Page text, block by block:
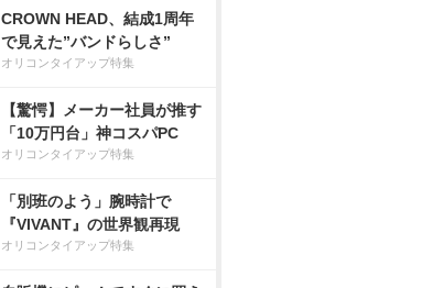
CROWN HEAD、結成1周年
で見えた”バンドらしさ”
オリコンタイアップ特集
【驚愕】メーカー社員が推す
「10万円台」神コスパPC
オリコンタイアップ特集
「別班のよう」腕時計で
『VIVANT』の世界観再現
オリコンタイアップ特集